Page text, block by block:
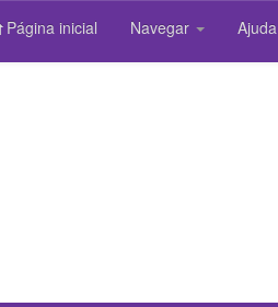
Página inicial Navegar Ajuda